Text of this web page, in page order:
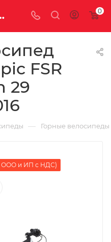
за рублей, а со скидкой 0
FSR
29
— Горные велосипеды
ООО и ИП с НДС)